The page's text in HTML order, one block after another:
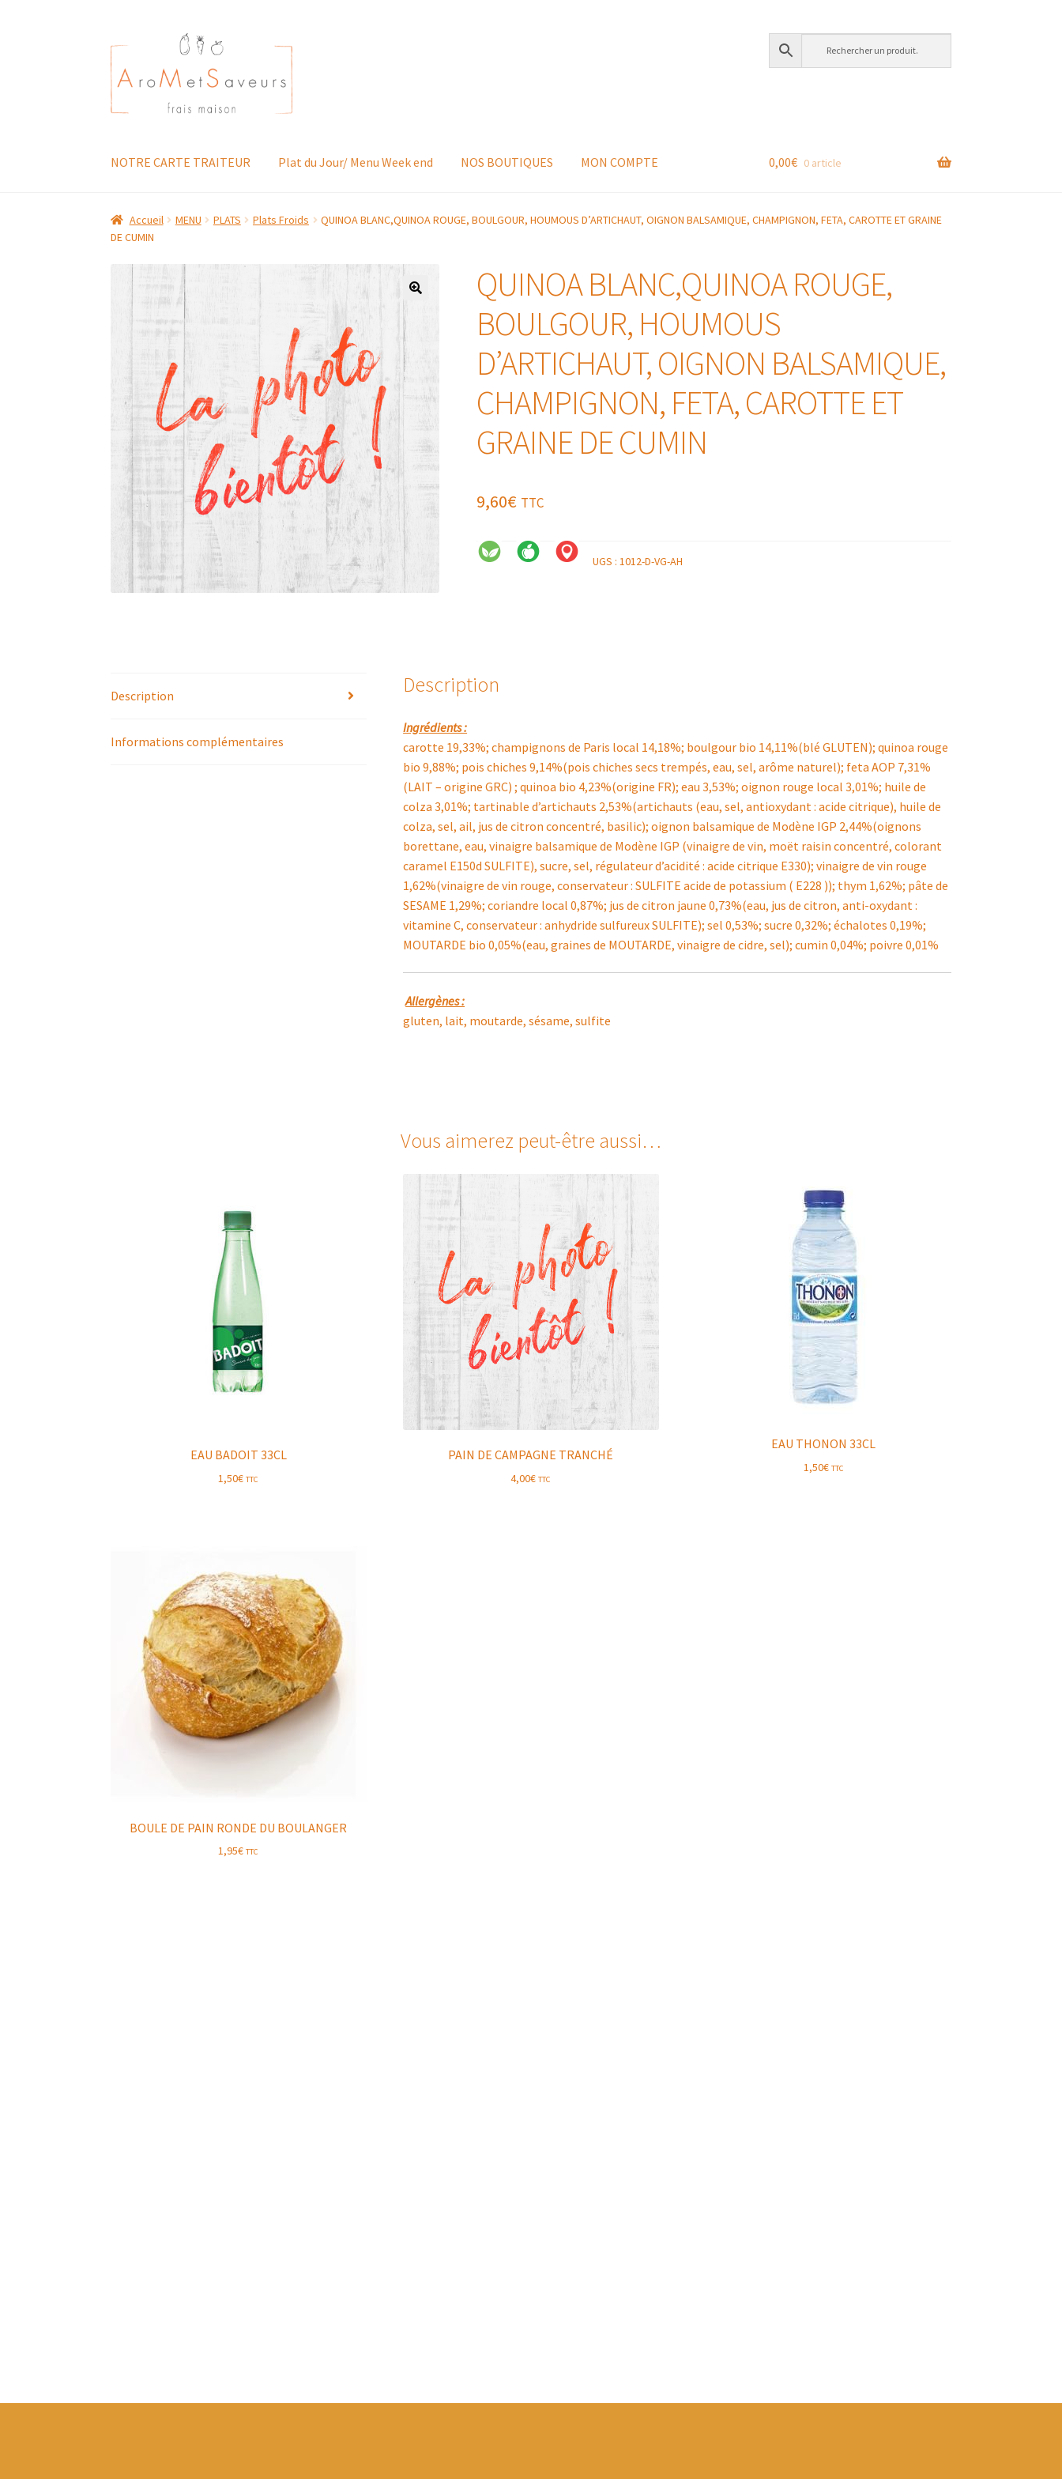
Aller
à
la
navigation
Aller
au
contenu
NOTRE CARTE TRAITEUR Plat du Jour/ Menu Week end NOS BOUTIQUES MON COMPTE 0,00€ 0 article
Accueil MENU PLATS Plats Froids
QUINOA BLANC,QUINOA ROUGE, BOULGOUR, HOUMOUS D’ARTICHAUT, OIGNON BALSAMIQUE, CHAMPIGNON, FETA, CAROTTE ET GRAINE
DE CUMIN
QUINOA BLANC,QUINOA ROUGE,
BOULGOUR, HOUMOUS
D’ARTICHAUT, OIGNON BALSAMIQUE,
CHAMPIGNON, FETA, CAROTTE ET
GRAINE DE CUMIN
9,60€ TTC
UGS : 1012-D-VG-AH
Description
Informations complémentaires
Description
Ingrédients :
carotte 19,33%; champignons de Paris local 14,18%; boulgour bio 14,11%(blé GLUTEN); quinoa rouge
bio 9,88%; pois chiches 9,14%(pois chiches secs trempés, eau, sel, arôme naturel); feta AOP 7,31%
(LAIT – origine GRC) ; quinoa bio 4,23%(origine FR); eau 3,53%; oignon rouge local 3,01%; huile de
colza 3,01%; tartinable d’artichauts 2,53%(artichauts (eau, sel, antioxydant : acide citrique), huile de
colza, sel, ail, jus de citron concentré, basilic); oignon balsamique de Modène IGP 2,44%(oignons
borettane, eau, vinaigre balsamique de Modène IGP (vinaigre de vin, moët raisin concentré, colorant
caramel E150d SULFITE), sucre, sel, régulateur d’acidité : acide citrique E330); vinaigre de vin rouge
1,62%(vinaigre de vin rouge, conservateur : SULFITE acide de potassium ( E228 )); thym 1,62%; pâte de
SESAME 1,29%; coriandre local 0,87%; jus de citron jaune 0,73%(eau, jus de citron, anti-oxydant :
vitamine C, conservateur : anhydride sulfureux SULFITE); sel 0,53%; sucre 0,32%; échalotes 0,19%;
MOUTARDE bio 0,05%(eau, graines de MOUTARDE, vinaigre de cidre, sel); cumin 0,04%; poivre 0,01%
Allergènes :
gluten, lait, moutarde, sésame, sulfite
Vous aimerez peut-être aussi…
EAU BADOIT 33CL
1,50€ TTC
PAIN DE CAMPAGNE TRANCHÉ
4,00€ TTC
EAU THONON 33CL
1,50€ TTC
BOULE DE PAIN RONDE DU BOULANGER
1,95€ TTC